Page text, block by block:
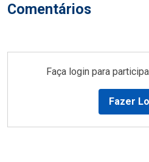
Comentários
Faça login para
Fazer